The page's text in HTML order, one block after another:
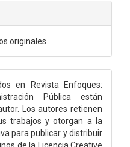
originales
en Revista Enfoques:
Pública están
Los autores retienen
trabajos y otorgan a la
para publicar y distribuir
de la Licencia Creative